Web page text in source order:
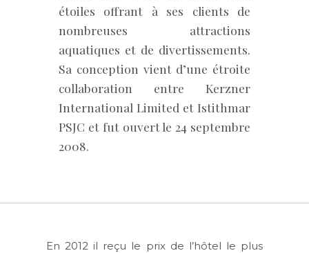
étoiles offrant à ses clients de
nombreuses attractions
aquatiques et de divertissements.
Sa conception vient d’une étroite
collaboration entre Kerzner
International Limited et Istithmar
PSJC et fut ouvert le 24 septembre
2008.
En 2012 il reçu le prix de l’hôtel le plus